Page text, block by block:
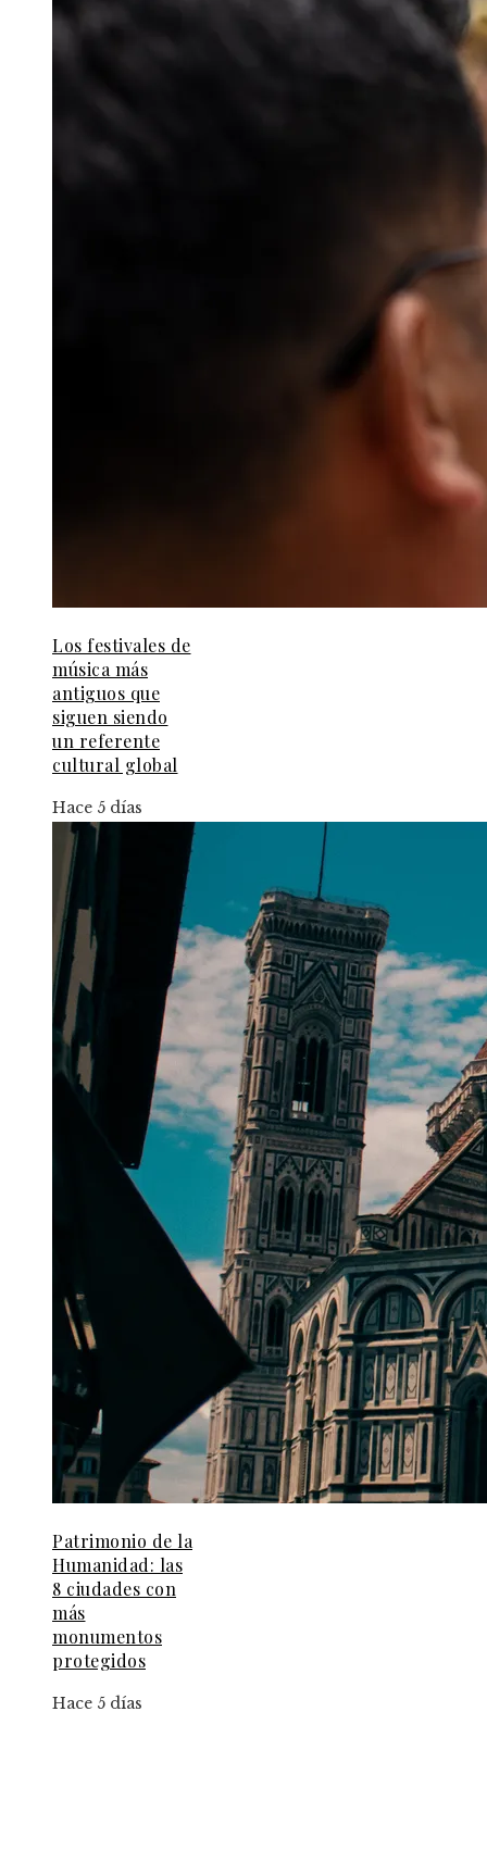
Los festivales de
música más
antiguos que
siguen siendo
un referente
cultural global
Hace 5 días
Patrimonio de la
Humanidad: las
8 ciudades con
más
monumentos
protegidos
Hace 5 días